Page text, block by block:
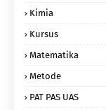
Kimia
Kursus
Matematika
Metode
PAT PAS UAS